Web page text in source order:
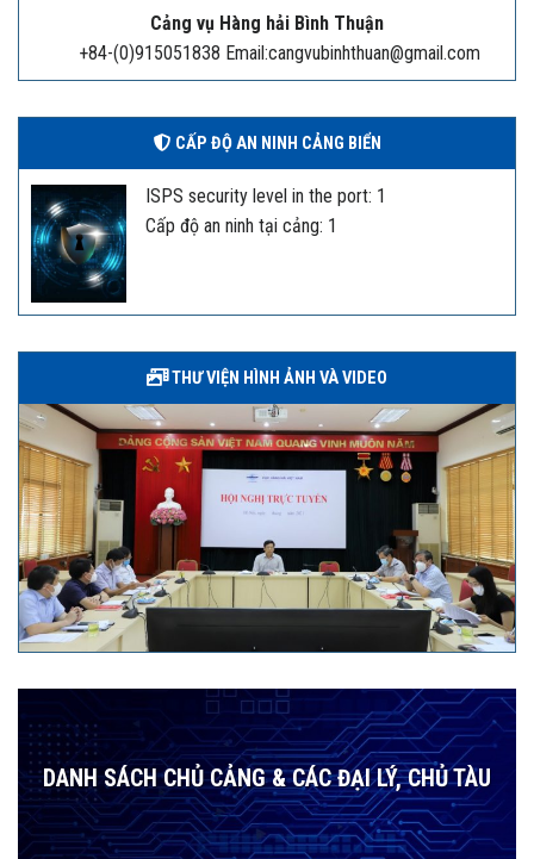
Cảng vụ Hàng hải Bình Thuận
+84-(0)915051838 Email:cangvubinhthuan@gmail.com
CẤP ĐỘ AN NINH CẢNG BIỂN
ISPS security level in the port: 1
Cấp độ an ninh tại cảng: 1
THƯ VIỆN HÌNH ẢNH VÀ VIDEO
DANH SÁCH CHỦ CẢNG & CÁC ĐẠI LÝ, CHỦ TÀU